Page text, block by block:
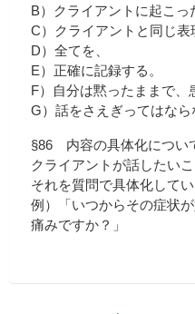
B）クライアントに起こっ
C）クライアントと同じ表
D）全てを、
E）正確に記録する。
F）自分は黙ったままで、
G）話をさえぎってはなら
§86 内容の具体化につい
クライアントが話したい
それを質問で具体化してい
例）「いつからその症状
痛みですか？」